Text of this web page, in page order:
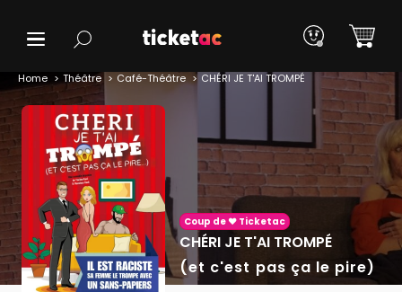
Home Théâtre Café-Théâtre CHÉRI JE T'AI TROMPÉ
Coup de ❤️ Ticketac
CHÉRI JE T'AI TROMPÉ
(et c'est pas ça le pire)